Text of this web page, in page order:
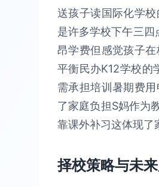
送孩子读国际化学
是许多学校下午三
昂学费但感觉孩子
平衡民办K12学校的
需承担培训暑期费
了家庭负担S妈作为
靠课外补习这体现了
择校策略与未